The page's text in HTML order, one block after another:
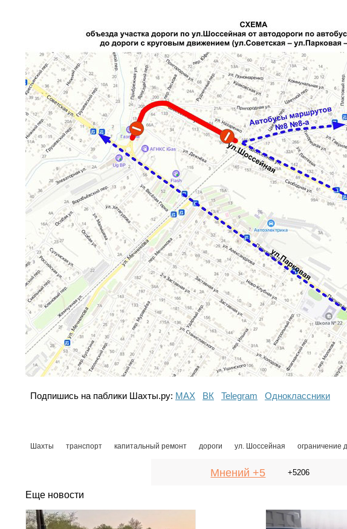
Подпишись на паблики Шахты.ру: МАХ ВК Telegram Одноклассники
Шахты транспорт капитальный ремонт дороги ул. Шоссейная ограничение
Мнений +5 +5206
Еще новости